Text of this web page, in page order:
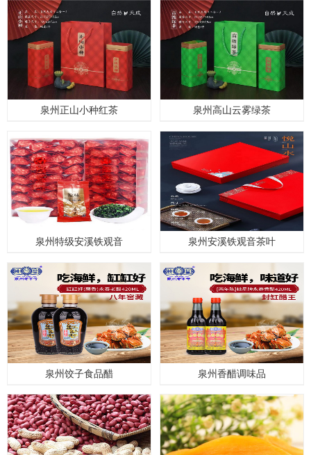
泉州正山小种红茶 泉州高山云雾绿茶
泉州特级安溪铁观音 泉州安溪铁观音茶叶
泉州饺子食品醋 泉州香醋调味品